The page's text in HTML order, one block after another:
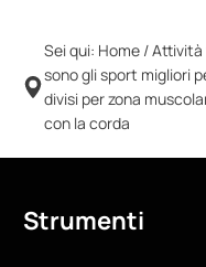
Sei qui: Home /Attività
sono gli sport migliori
divisi per zona
con la corda
Strumenti